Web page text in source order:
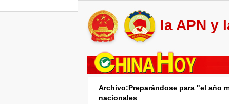
la APN y
Archivo:Preparándose para "el año
nacionales